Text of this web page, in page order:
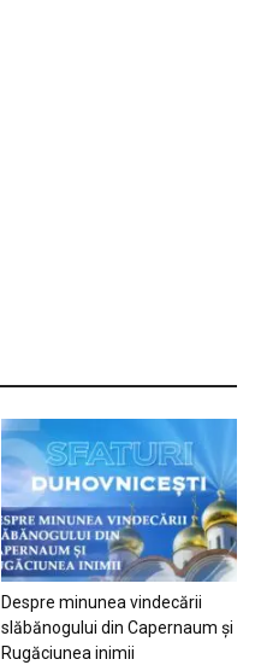
Despre minunea vindecării
slăbănogului din Capernaum și
Rugăciunea inimii